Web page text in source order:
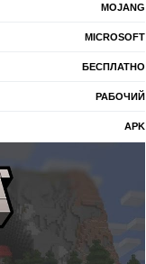
MOJANG
MICROSOFT
БЕСПЛАТНО
РАБОЧИЙ
APK